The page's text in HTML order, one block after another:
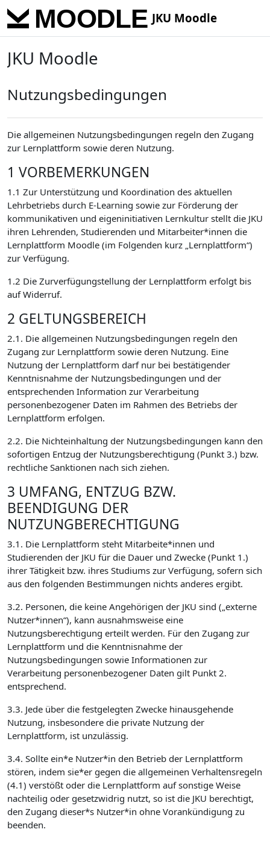
Skip to main content
JKU Moodle
JKU Moodle
Nutzungsbedingungen
Die allgemeinen Nutzungsbedingungen regeln den Zugang
zur Lernplattform sowie deren Nutzung.
1 VORBEMERKUNGEN
1.1 Zur Unterstützung und Koordination des aktuellen
Lehrbetriebs durch E-Learning sowie zur Förderung der
kommunikativen und eigeninitiativen Lernkultur stellt die JKU
ihren Lehrenden, Studierenden und Mitarbeiter*innen die
Lernplattform Moodle (im Folgenden kurz „Lernplattform“)
zur Verfügung.
1.2 Die Zurverfügungstellung der Lernplattform erfolgt bis
auf Widerruf.
2 GELTUNGSBEREICH
2.1. Die allgemeinen Nutzungsbedingungen regeln den
Zugang zur Lernplattform sowie deren Nutzung. Eine
Nutzung der Lernplattform darf nur bei bestätigender
Kenntnisnahme der Nutzungsbedingungen und der
entsprechenden Information zur Verarbeitung
personenbezogener Daten im Rahmen des Betriebs der
Lernplattform erfolgen.
2.2. Die Nichteinhaltung der Nutzungsbedingungen kann den
sofortigen Entzug der Nutzungsberechtigung (Punkt 3.) bzw.
rechtliche Sanktionen nach sich ziehen.
3 UMFANG, ENTZUG BZW.
BEENDIGUNG DER
NUTZUNGBERECHTIGUNG
3.1. Die Lernplattform steht Mitarbeite*innen und
Studierenden der JKU für die Dauer und Zwecke (Punkt 1.)
ihrer Tätigkeit bzw. ihres Studiums zur Verfügung, sofern sich
aus den folgenden Bestimmungen nichts anderes ergibt.
3.2. Personen, die keine Angehörigen der JKU sind („externe
Nutzer*innen“), kann ausnahmsweise eine
Nutzungsberechtigung erteilt werden. Für den Zugang zur
Lernplattform und die Kenntnisnahme der
Nutzungsbedingungen sowie Informationen zur
Verarbeitung personenbezogener Daten gilt Punkt 2.
entsprechend.
3.3. Jede über die festgelegten Zwecke hinausgehende
Nutzung, insbesondere die private Nutzung der
Lernplattform, ist unzulässig.
3.4. Sollte ein*e Nutzer*in den Betrieb der Lernplattform
stören, indem sie*er gegen die allgemeinen Verhaltensregeln
(4.1) verstößt oder die Lernplattform auf sonstige Weise
nachteilig oder gesetzwidrig nutzt, so ist die JKU berechtigt,
den Zugang dieser*s Nutzer*in ohne Vorankündigung zu
beenden.